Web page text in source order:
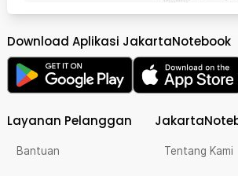
Download Aplikasi JakartaNotebook
Layanan Pelanggan
Bantuan Tentang Kami